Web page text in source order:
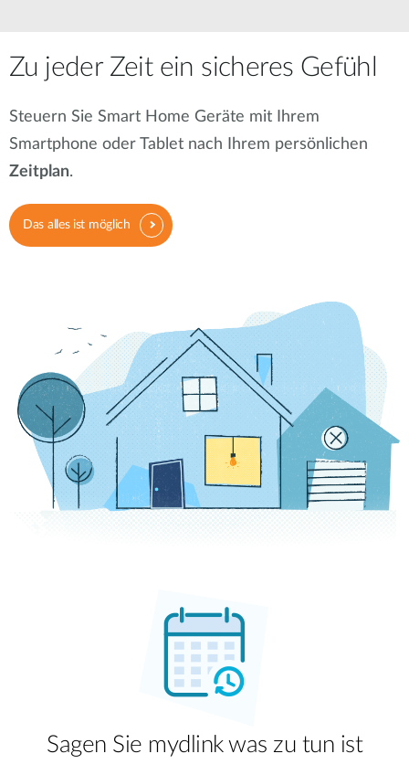
Zu jeder Zeit ein sicheres Gefühl
Steuern Sie Smart Home Geräte mit Ihrem
Smartphone oder Tablet nach Ihrem persönlichen
Zeitplan.
Das alles ist möglich
Sagen Sie mydlink was zu tun ist